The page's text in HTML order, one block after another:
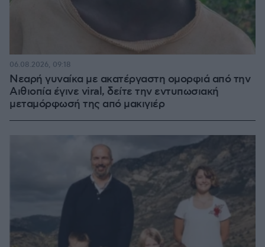
Νεαρή γυναίκα με ακατέργαστη ομορφιά από την
Αιθιοπία έγινε viral, δείτε την εντυπωσιακή
μεταμόρφωσή της από μακιγιέρ
06.08.2026, 09:18